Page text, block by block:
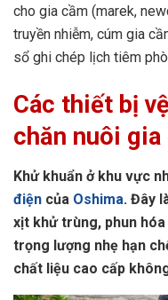
cho gia cầm (marek,
truyền nhiễm, cúm gia
sổ ghi chép lịch tiêm
Các thiết bị
chăn nuôi
Khử khuẩn ở khu vực
điện của Oshima. Đây
xịt khử trùng, phun
trọng lượng nhẹ hạn
chất liệu cao cấp